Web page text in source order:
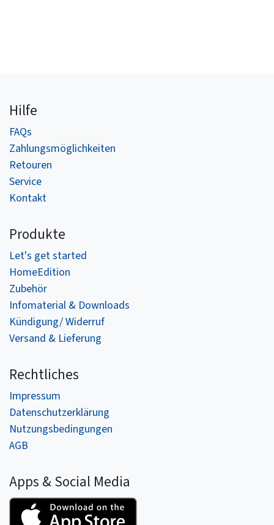
Hilfe
FAQs
Zahlungsmöglichkeiten​
Retouren
Service
Kontakt
Produkte
Let's get started
HomeEdition
Zubehör
Infomaterial & Downloads
Kündigung/ Widerruf
Versand & Lieferung
Rechtliches
Impressum
Datenschutzerklärung
Nutzungsbedingungen
AGB
Apps & Social Media